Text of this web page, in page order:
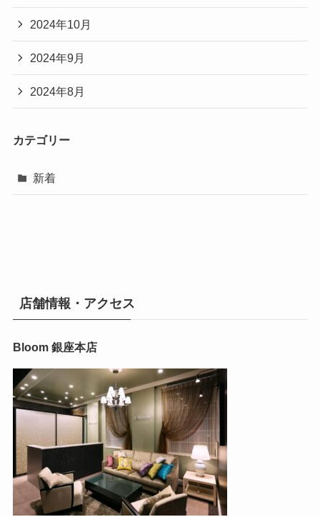
2024年10月
2024年9月
2024年8月
カテゴリー
新着
店舗情報・アクセス
Bloom 銀座本店